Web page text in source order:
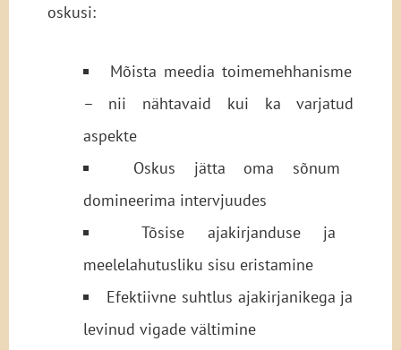
oskusi:
Mõista meedia toimemehhanisme
– nii nähtavaid kui ka varjatud
aspekte
Oskus jätta oma sõnum
domineerima intervjuudes
Tõsise ajakirjanduse ja
meelelahutusliku sisu eristamine
Efektiivne suhtlus ajakirjanikega ja
levinud vigade vältimine